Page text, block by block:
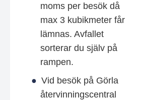
moms per besök då
max 3 kubikmeter får
lämnas. Avfallet
sorterar du själv på
rampen.
Vid besök på Görla
återvinningscentral